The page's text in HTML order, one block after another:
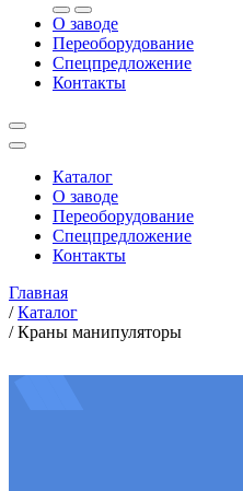
О заводе
Переоборудование
Спецпредложение
Контакты
Каталог
О заводе
Переоборудование
Спецпредложение
Контакты
Главная
/ Каталог
/ Краны манипуляторы